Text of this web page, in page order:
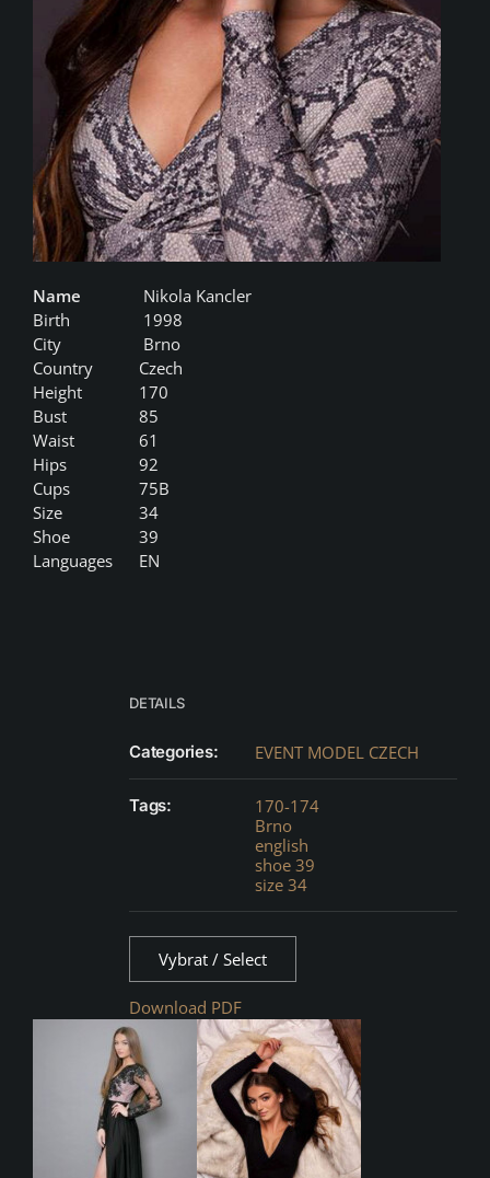
Name
Nikola Kancler
Birth
1998
City
Brno
Country
Czech
Height
170
Bust
85
Waist
61
Hips
92
Cups
75B
Size
34
Shoe
39
Languages
EN
DETAILS
Categories: EVENT MODEL CZECH
Tags:
170-174
Brno
english
shoe 39
size 34
Vybrat / Select
Download PDF